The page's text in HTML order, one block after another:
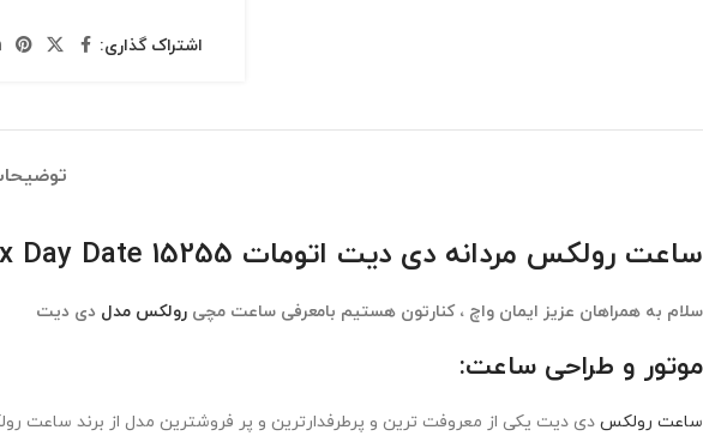
اشتراک گذاری:
ساعت رولکس مردانه دی دیت اتومات Rolex Day Date 15255
سلام به همراهان عزیز ایمان واچ ، کنارتون هستیم بامعرفی ساعت مچی رولکس مدل دی دیت
موتور و طراحی ساعت:
ساعت رولکس دی دیت یکی از معروفت ترین و پرطرفدارترین و پر فروشترین مدل از برند ساعت